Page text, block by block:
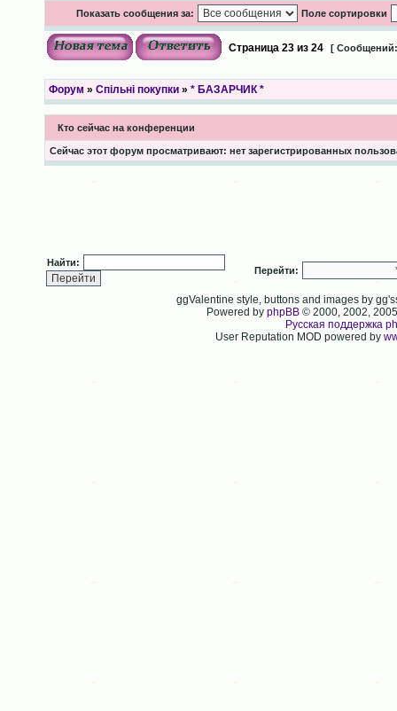
Показать сообщения за: Поле сортировки
Страница 23из 24 [
Форум » Спільні покупки» * БАЗАРЧИК *
Кто сейчас на конференции
Сейчас этот форум просматривают: нет зарегистрированных
Найти:
Перейти:
ggValentine style, buttons and images by
Powered byphpBB © 2000, 2002,
Русская поддержка
User Reputation MOD powered by